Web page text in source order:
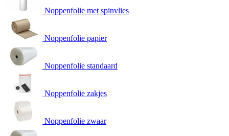
Noppenfolie met spinvlies
Noppenfolie papier
Noppenfolie standaard
Noppenfolie zakjes
Noppenfolie zwaar